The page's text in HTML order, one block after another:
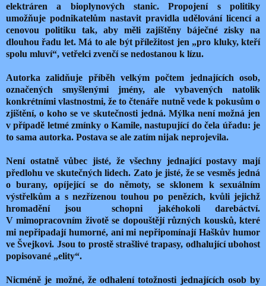
elektráren a bioplynových stanic. Propojení s politiky
umožňuje podnikatelům nastavit pravidla udělování licencí a
cenovou politiku tak, aby měli zajištěny báječné zisky na
dlouhou řadu let. Má to ale být příležitost jen „pro kluky, kteří
spolu mluví“, vetřelci zvenčí se nedostanou k lízu.
Autorka zalidňuje příběh velkým počtem jednajících osob,
označených smyšlenými jmény, ale vybavených natolik
konkrétními vlastnostmi, že to čtenáře nutně vede k pokusům o
zjištění, o koho se ve skutečnosti jedná. Mýlka není možná jen
v případě letmé zmínky o Kamile, nastupující do čela úřadu: je
to sama autorka. Postava se ale zatím nijak neprojevila.
Není ostatně vůbec jisté, že všechny jednající postavy mají
předlohu ve skutečných lidech. Zato je jisté, že se vesměs jedná
o burany, opíjející se do němoty, se sklonem k sexuálním
výstřelkům a s nezřízenou touhou po penězích, kvůli jejichž
hromadění jsou schopni jakéhokoli darebáctví.
V mimopracovním životě se dopouštějí různých kousků, které
mi nepřipadají humorné, ani mi nepřipomínají Haškův humor
ve Švejkovi. Jsou to prostě strašlivé trapasy, odhalující ubohost
popisované „elity“.
Nicméně je možné, že odhalení totožnosti jednajících osob by